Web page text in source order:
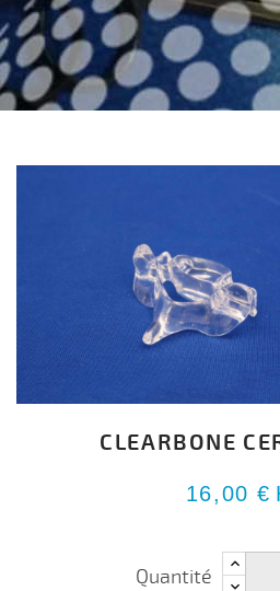
CLEARBONE
16,00 €
Quantité